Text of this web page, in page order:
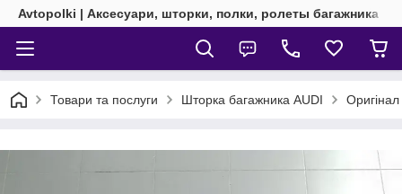
Avtopolki | Аксесуари, шторки, полки, ролеты багажника
Товари та послуги Шторка багажника AUDI